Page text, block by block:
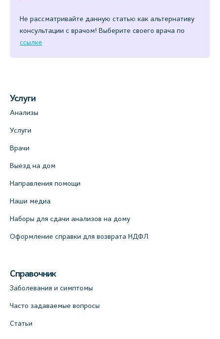
Не рассматривайте данную статью как альтернативу
консультации с врачом! Выберите своего врача по
ссылке
Услуги
Анализы
Услуги
Врачи
Выезд на дом
Направления помощи
Наши медиа
Наборы для сдачи анализов на дому
Оформление справки для возврата НДФЛ
Справочник
Заболевания и симптомы
Часто задаваемые вопросы
Статьи